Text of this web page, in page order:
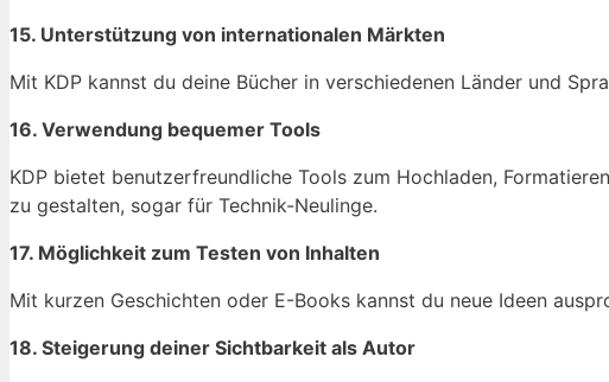
15. Unterstützung von internationalen Märkten
Mit KDP kannst du deine Bücher in verschiedenen Länder und
16. Verwendung bequemer Tools
KDP bietet benutzerfreundliche Tools zum Hochladen,
zu gestalten, sogar für Technik-Neulinge.
17. Möglichkeit zum Testen von Inhalten
Mit kurzen Geschichten oder E-Books kannst du neue Ideen
18. Steigerung deiner Sichtbarkeit als Autor